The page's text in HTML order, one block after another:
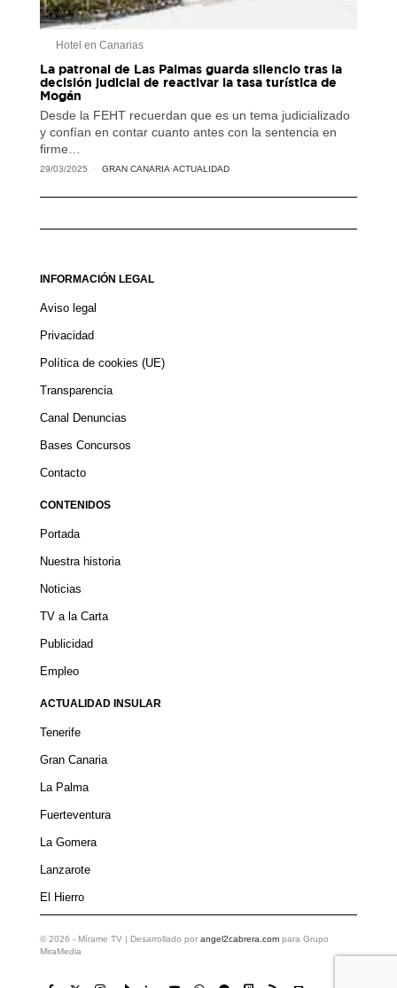
Hotel en Canarias
La patronal de Las Palmas guarda silencio tras la
decisión judicial de reactivar la tasa turística de
Mogán
Desde la FEHT recuerdan que es un tema judicializado
y confían en contar cuanto antes con la sentencia en
firme…
29/03/2025 GRAN CANARIA·ACTUALIDAD
INFORMACIÓN LEGAL
Aviso legal
Privacidad
Política de cookies (UE)
Transparencia
Canal Denuncias
Bases Concursos
Contacto
CONTENIDOS
Portada
Nuestra historia
Noticias
TV a la Carta
Publicidad
Empleo
ACTUALIDAD INSULAR
Tenerife
Gran Canaria
La Palma
Fuerteventura
La Gomera
Lanzarote
El Hierro
© 2026 - Mírame TV | Desarrollado por angel2cabrera.compara Grupo
MiraMedia